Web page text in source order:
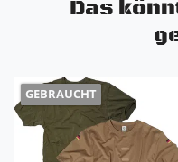
Nicht kreidend
Das
GEBRAUCHT